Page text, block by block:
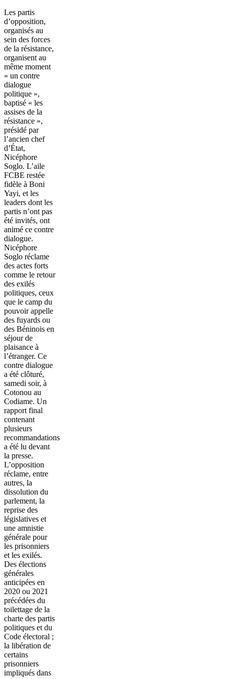
Les partis
d’opposition,
organisés au
sein des forces
de la résistance,
organisent au
même moment
« un contre
dialogue
politique »,
baptisé « les
assises de la
résistance »,
présidé par
l’ancien chef
d’État,
Nicéphore
Soglo. L’aile
FCBE restée
fidèle à Boni
Yayi, et les
leaders dont les
partis n’ont pas
été invités, ont
animé ce contre
dialogue.
Nicéphore
Soglo réclame
des actes forts
comme le retour
des exilés
politiques, ceux
que le camp du
pouvoir appelle
des fuyards ou
des Béninois en
séjour de
plaisance à
l’étranger. Ce
contre dialogue
a été clôturé,
samedi soir, à
Cotonou au
Codiame. Un
rapport final
contenant
plusieurs
recommandations
a été lu devant
la presse.
L’opposition
réclame, entre
autres, la
dissolution du
parlement, la
reprise des
législatives et
une amnistie
générale pour
les prisonniers
et les exilés.
Des élections
générales
anticipées en
2020 ou 2021
précédées du
toilettage de la
charte des partis
politiques et du
Code électoral ;
la libération de
certains
prisonniers
impliqués dans